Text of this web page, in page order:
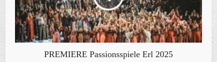
PREMIERE Passionsspiele Erl 2025